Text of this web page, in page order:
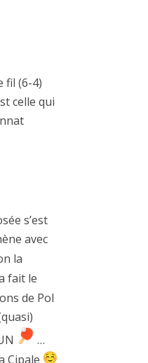
fil (6-4)
celle qui
s’est
avec
la
fait le
de Pol
…
Cipale